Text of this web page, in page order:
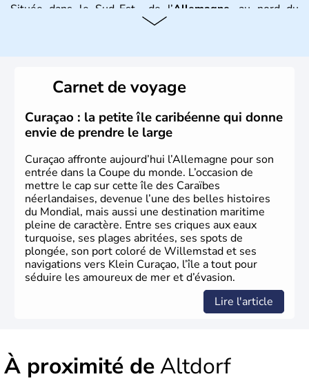
Située dans le Sud-Est de l’Allemagne , au nord du
fait partie des seize
conservateur.Carnet de voyage
Curaçao : la petite île caribéenne qui donne
envie de prendre le large
Curaçao affronte aujourd’hui l’Allemagne pour son
entrée dans la Coupe du monde. L’occasion de
mettre le cap sur cette île des Caraïbes
néerlandaises, devenue l’une des belles histoires
du Mondial, mais aussi une destination maritime
pleine de caractère. Entre ses criques aux eaux
turquoise, ses plages abritées, ses spots de
plongée, son port coloré de Willemstad et ses
navigations vers Klein Curaçao, l’île a tout pour
séduire les amoureux de mer et d’évasion.
Lire l'article
À proximité deAltdorf